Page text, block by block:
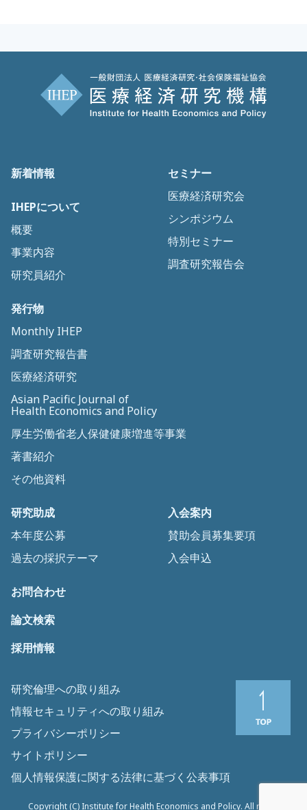
新着情報
IHEPについて
概要
事業内容
研究員紹介
セミナー
医療経済研究会
シンポジウム
特別セミナー
調査研究報告会
発行物
Monthly IHEP
調査研究報告書
医療経済研究
Asian Pacific Journal of
Health Economics and Policy
厚生労働省老人保健健康増進等事業
著書紹介
その他資料
研究助成
本年度公募
過去の採択テーマ
入会案内
賛助会員募集要項
入会申込
お問合わせ
論文検索
採用情報
研究倫理への取り組み
情報セキュリティへの取り組み
プライバシーポリシー
サイトポリシー
個人情報保護に関する法律に基づく公表事項
Copyright (C) Institute for Health Economics and Policy. All rights